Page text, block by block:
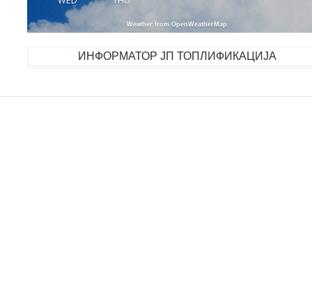
Weather from OpenWeatherMap
ИНФОРМАТОР ЈП ТОПЛИФИКАЦИЈА